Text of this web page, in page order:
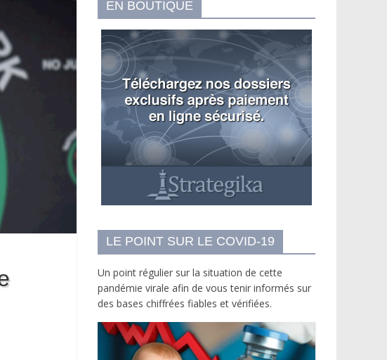
EN BOUTIQUE
LE POINT SUR LE COVID-19
Un point régulier sur la situation de cette
pandémie virale afin de vous tenir informés sur
des bases chiffrées fiables et vérifiées.